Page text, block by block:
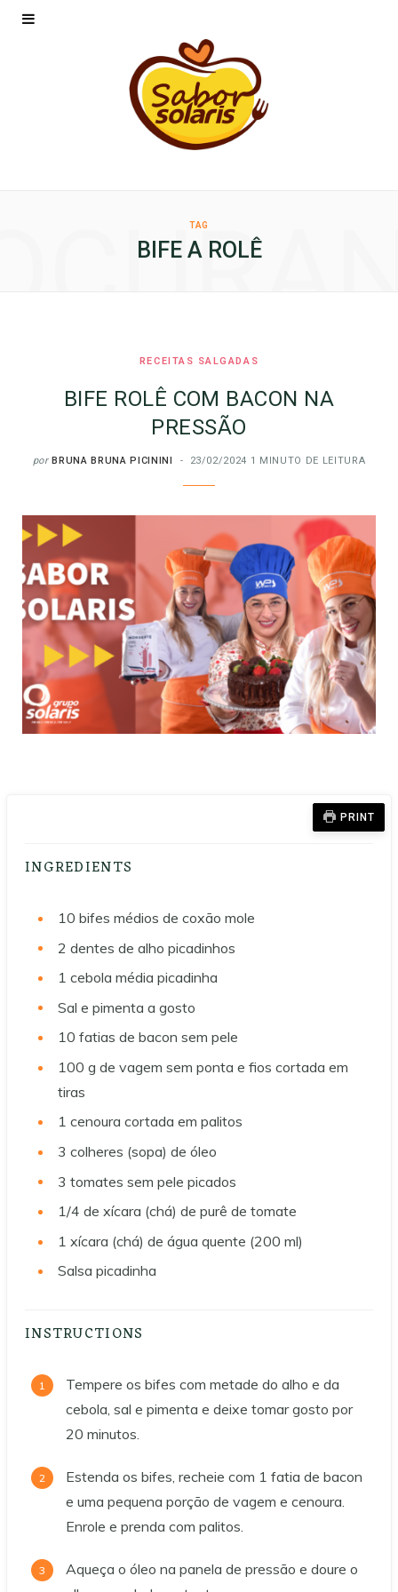
TAG
BIFE A ROLÊ
RECEITAS SALGADAS
BIFE ROLÊ COM BACON NA
PRESSÃO
por BRUNA BRUNA PICININI 23/02/2024 1 MINUTO DE LEITURA
PRINT
INGREDIENTS
10 bifes médios de coxão mole
2 dentes de alho picadinhos
1 cebola média picadinha
Sal e pimenta a gosto
10 fatias de bacon sem pele
100 g de vagem sem ponta e fios cortada em
tiras
1 cenoura cortada em palitos
3 colheres (sopa) de óleo
3 tomates sem pele picados
1/4 de xícara (chá) de purê de tomate
1 xícara (chá) de água quente (200 ml)
Salsa picadinha
INSTRUCTIONS
Tempere os bifes com metade do alho e da
cebola, sal e pimenta e deixe tomar gosto por
20 minutos.
Estenda os bifes, recheie com 1 fatia de bacon
e uma pequena porção de vagem e cenoura.
Enrole e prenda com palitos.
Aqueça o óleo na panela de pressão e doure o